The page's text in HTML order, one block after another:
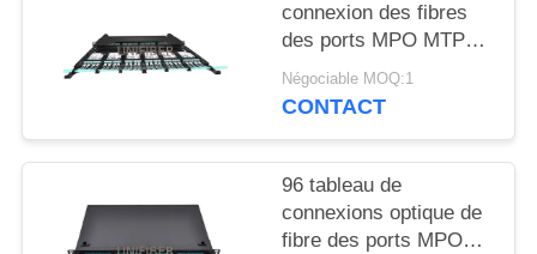
PRIVACY
connexion des fibres
des ports MPO MTP
avec la capacité de
cassette de 8F 12F
Négociable MOQ:1
CONTACT
96 tableau de
connexions optique de
fibre des ports MPO